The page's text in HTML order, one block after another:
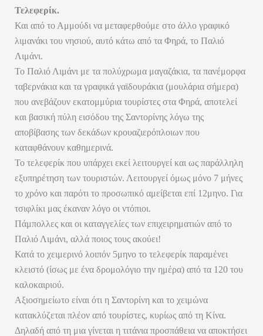
Τελεφερίκ.
Και από το Αμμούδι να μεταφερθούμε στο άλλο γραφικό
λιμανάκι του νησιού, αυτό κάτω από τα Φηρά, το Παλιό
Λιμάνι.
Το Παλιό Λιμάνι με τα πολύχρωμα μαγαζάκια, τα πανέμορφα
ταβερνάκια και τα γραφικά γαϊδουράκια (μουλάρια σήμερα)
που ανεβάζουν εκατομμύρια τουρίστες στα Φηρά, αποτελεί
και βασική πύλη εισόδου της Σαντορίνης λόγω της
αποβίβασης των δεκάδων κρουαζιερόπλοιων που
καταφθάνουν καθημερινά.
Το τελεφερίκ που υπάρχει εκεί λειτουργεί και ως παράλληλη
εξυπηρέτηση των τουριστών. Λειτουργεί όμως μόνο 7 μήνες
το χρόνο και παρότι το προσωπικό αμείβεται επί 12μηνο. Για
τσιφλίκι μας έκαναν λόγο οι ντόπιοι.
Πάμπολλες και οι καταγγελίες των επιχειρηματιών από το
Παλιό Λιμάνι, αλλά ποιος τους ακούει!
Κατά το χειμερινό λοιπόν 5μηνο το τελεφερίκ παραμένει
κλειστό (ίσως με ένα δρομολόγιο την ημέρα) από τα 120 του
καλοκαιριού.
Αξιοσημείωτο είναι ότι η Σαντορίνη και το χειμώνα
κατακλύζεται πλέον από τουρίστες, κυρίως από τη Κίνα.
Δηλαδή από τη μια γίνεται η τιτάνια προσπάθεια να αποκτήσει